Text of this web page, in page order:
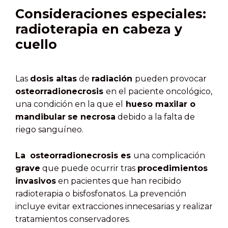
Consideraciones especiales:
radioterapia en cabeza y
cuello
Las dosis altas de radiación pueden provocar
osteorradionecrosis en el paciente oncológico,
una condición en la que el
hueso maxilar o
mandibular se necrosa debido a la falta de
riego sanguíneo.
La osteorradionecrosis es una complicación
grave que puede ocurrir tras procedimientos
invasivos en pacientes que han recibido
radioterapia o bisfosfonatos. La prevención
incluye evitar extracciones innecesarias y realizar
tratamientos conservadores.